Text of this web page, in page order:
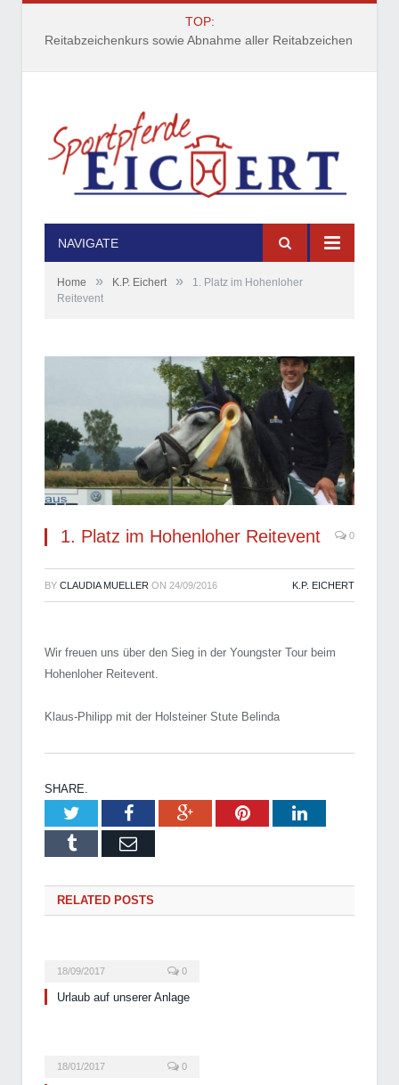
TOP:
NAVIGATE
Home » K.P. Eichert »
1. Platz im Hohenloher
Reitevent
1. Platz im Hohenloher Reitevent 0
BY CLAUDIA MUELLER ON 24/09/2016 K.P. EICHERT
Wir freuen uns über den Sieg in der Youngster Tour beim
Hohenloher Reitevent.
Klaus-Philipp mit der Holsteiner Stute Belinda
SHARE.
TwitterFacebookGoogle+PinterestLinkedIn
Tumblr Email
RELATED POSTS
18/09/2017 0
Urlaub auf unserer Anlage
18/01/2017 0